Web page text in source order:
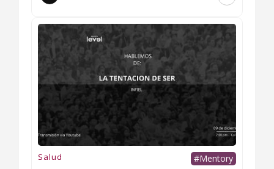
Salud #Mentory